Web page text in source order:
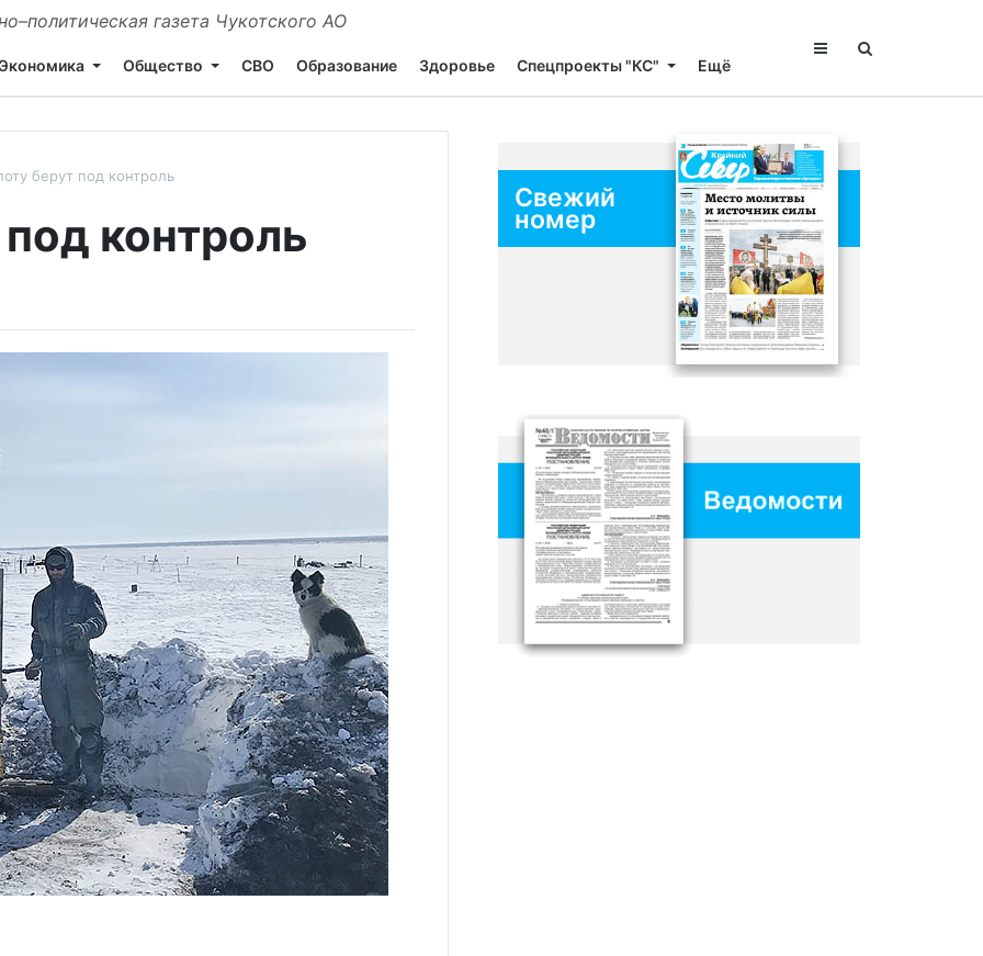
газета Чукотского АО
Общество СВО Образование Здоровье Спецпроекты "КС" Ещё
берут под контроль
контроль
Свежий
номер